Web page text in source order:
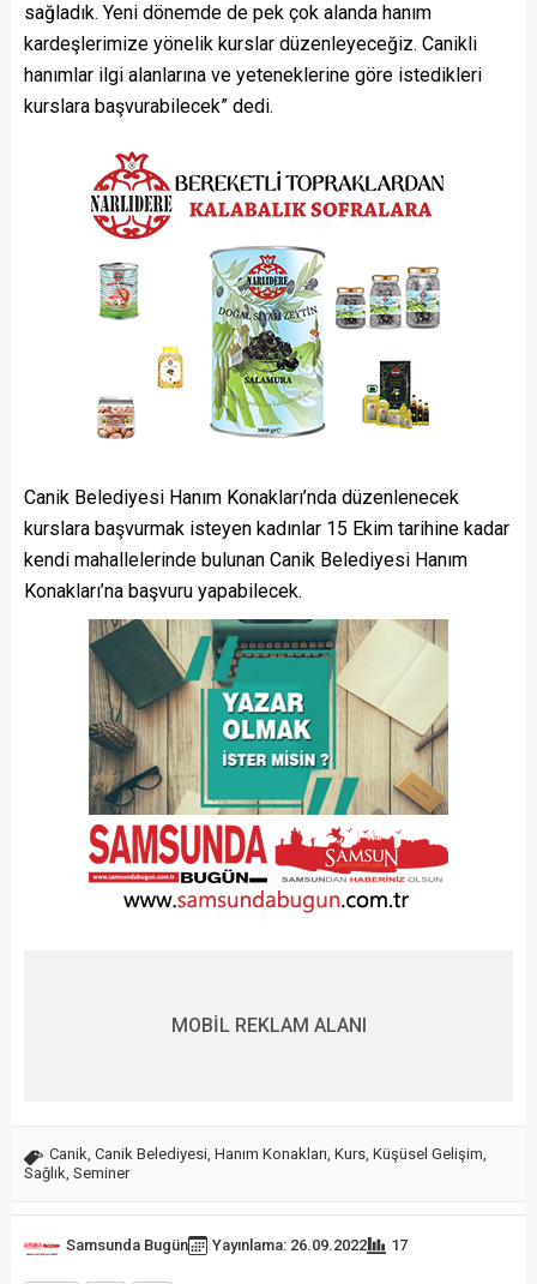
sağladık. Yeni dönemde de pek çok alanda hanım
kardeşlerimize yönelik kurslar düzenleyeceğiz. Canikli
hanımlar ilgi alanlarına ve yeteneklerine göre istedikleri
kurslara başvurabilecek” dedi.
Canik Belediyesi Hanım Konakları’nda düzenlenecek
kurslara başvurmak isteyen kadınlar 15 Ekim tarihine kadar
kendi mahallelerinde bulunan Canik Belediyesi Hanım
Konakları’na başvuru yapabilecek.
MOBİL REKLAM ALANI
Canik, Canik Belediyesi, Hanım Konakları, Kurs, Küşüsel Gelişim,
Sağlık, Seminer
Samsunda Bugün Yayınlama: 26.09.2022 17